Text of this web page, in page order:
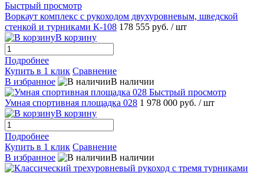
Быстрый просмотр
Воркаут комплекс с рукоходом двухуровневым, шведской
стенкой и турниками К-108 178 555 руб. / шт
В корзину
Подробнее
Купить в 1 клик Сравнение
В избранное
В наличии
Быстрый просмотр
Умная спортивная площадка 028 1 978 000 руб. / шт
В корзину
Подробнее
Купить в 1 клик Сравнение
В избранное
В наличии